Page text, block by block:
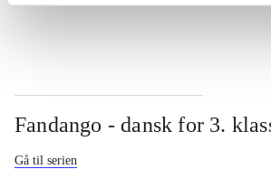
Fandango - dansk for 3.
Gå til serien